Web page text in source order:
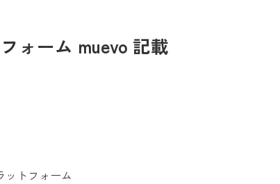
ォーム muevo 記載
ットフォーム